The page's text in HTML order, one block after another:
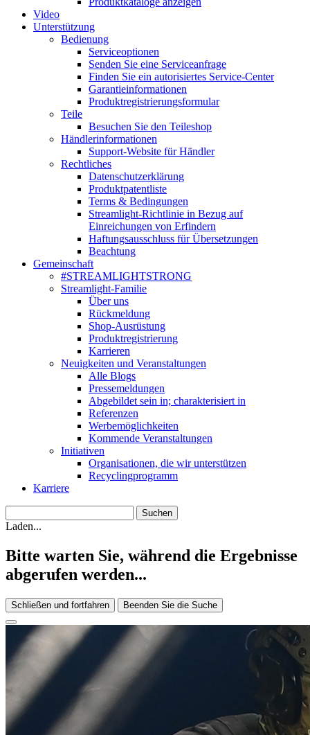
Video
Unterstützung
Bedienung
Serviceoptionen
Senden Sie eine Serviceanfrage
Finden Sie ein autorisiertes Service-Center
Garantieinformationen
Produktregistrierungsformular
Teile
Besuchen Sie den Teileshop
Händlerinformationen
Support-Website für Händler
Rechtliches
Datenschutzerklärung
Produktpatentliste
Terms & Bedingungen
Streamlight-Richtlinie in Bezug auf
Einreichungen von Erfindern
Haftungsausschluss für Übersetzungen
Beachtung
Gemeinschaft
#STREAMLIGHTSTRONG
Streamlight-Familie
Über uns
Rückmeldung
Shop-Ausrüstung
Produktregistrierung
Karrieren
Neuigkeiten und Veranstaltungen
Alle Blogs
Pressemeldungen
Abgebildet sein in; charakterisiert in
Referenzen
Werbemöglichkeiten
Kommende Veranstaltungen
Initiativen
Organisationen, die wir unterstützen
Recyclingprogramm
Karriere
Laden...
Bitte warten Sie, während die Ergebnisse
abgerufen werden...
Schließen und fortfahren Beenden Sie die Suche